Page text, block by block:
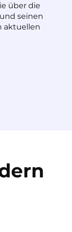
über die
seinen
aktuellen